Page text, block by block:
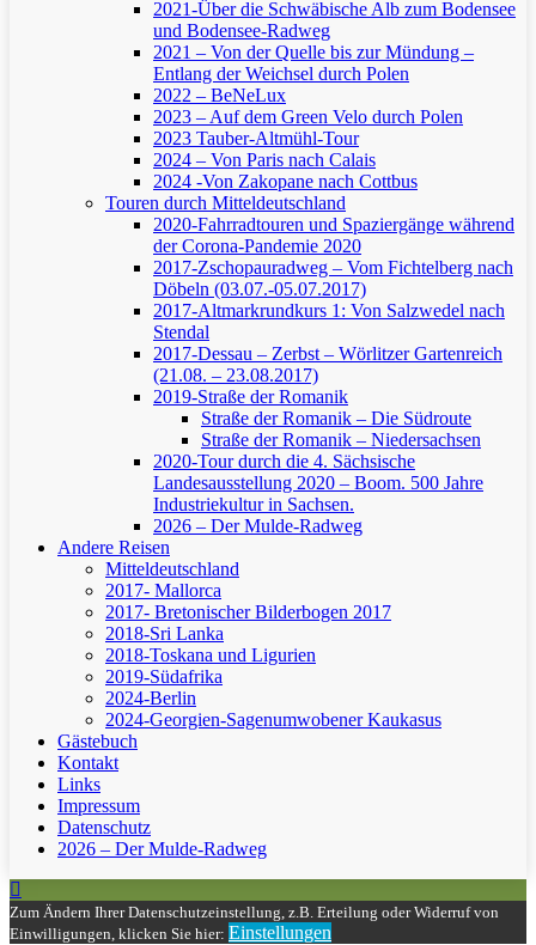
2021-Über die Schwäbische Alb zum Bodensee
und Bodensee-Radweg
2021 – Von der Quelle bis zur Mündung –
Entlang der Weichsel durch Polen
2022 – BeNeLux
2023 – Auf dem Green Velo durch Polen
2023 Tauber-Altmühl-Tour
2024 – Von Paris nach Calais
2024 -Von Zakopane nach Cottbus
Touren durch Mitteldeutschland
2020-Fahrradtouren und Spaziergänge während
der Corona-Pandemie 2020
2017-Zschopauradweg – Vom Fichtelberg nach
Döbeln (03.07.-05.07.2017)
2017-Altmarkrundkurs 1: Von Salzwedel nach
Stendal
2017-Dessau – Zerbst – Wörlitzer Gartenreich
(21.08. – 23.08.2017)
2019-Straße der Romanik
Straße der Romanik – Die Südroute
Straße der Romanik – Niedersachsen
2020-Tour durch die 4. Sächsische
Landesausstellung 2020 – Boom. 500 Jahre
Industriekultur in Sachsen.
2026 – Der Mulde-Radweg
Andere Reisen
Mitteldeutschland
2017- Mallorca
2017- Bretonischer Bilderbogen 2017
2018-Sri Lanka
2018-Toskana und Ligurien
2019-Südafrika
2024-Berlin
2024-Georgien-Sagenumwobener Kaukasus
Gästebuch
Kontakt
Links
Impressum
Datenschutz
2026 – Der Mulde-Radweg
Zum Ändern Ihrer Datenschutzeinstellung, z.B. Erteilung oder Widerruf von
Einwilligungen, klicken Sie hier: Einstellungen